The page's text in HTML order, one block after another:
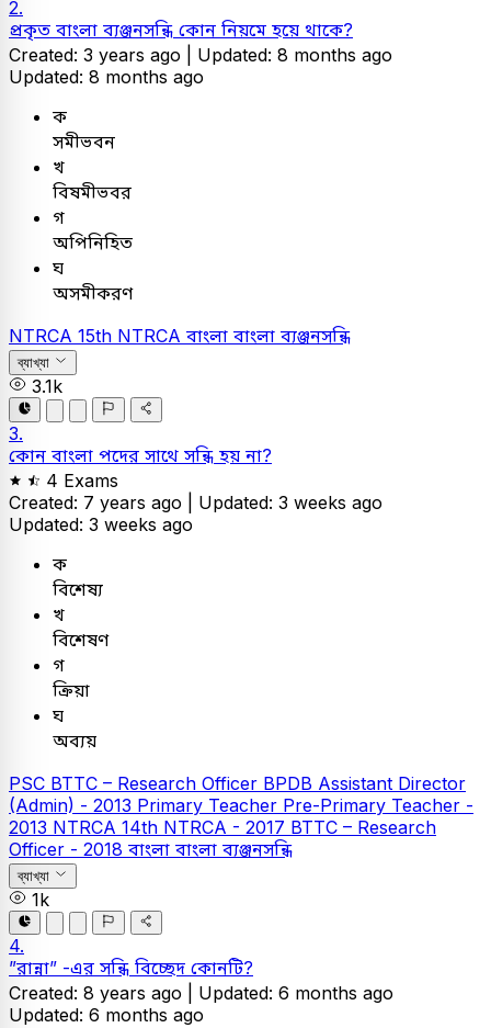
2.
প্রকৃত বাংলা ব্যঞ্জনসন্ধি কোন নিয়মে হয়ে থাকে?
Created: 3 years ago | Updated: 8 months ago
Updated: 8 months ago
ক
সমীভবন
খ
বিষমীভবর
গ
অপিনিহিত
ঘ
অসমীকরণ
NTRCA 15th NTRCA বাংলা বাংলা ব্যঞ্জনসন্ধি
ব্যাখ্যা
3.1k
3.
কোন বাংলা পদের সাথে সন্ধি হয় না?
4 Exams
Created: 7 years ago | Updated: 3 weeks ago
Updated: 3 weeks ago
ক
বিশেষ্য
খ
বিশেষণ
গ
ক্রিয়া
ঘ
অব্যয়
PSC BTTC – Research Officer BPDB Assistant Director
(Admin) - 2013 Primary Teacher Pre-Primary Teacher -
2013 NTRCA 14th NTRCA - 2017 BTTC – Research
Officer - 2018 বাংলা বাংলা ব্যঞ্জনসন্ধি
ব্যাখ্যা
1k
4.
”রান্না” -এর সন্ধি বিচ্ছেদ কোনটি?
Created: 8 years ago | Updated: 6 months ago
Updated: 6 months ago